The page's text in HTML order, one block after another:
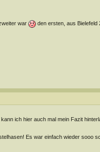
war
den ersten, aus Bielefeld
ich hier auch mal mein Fazit
Es war einfach wieder sooo